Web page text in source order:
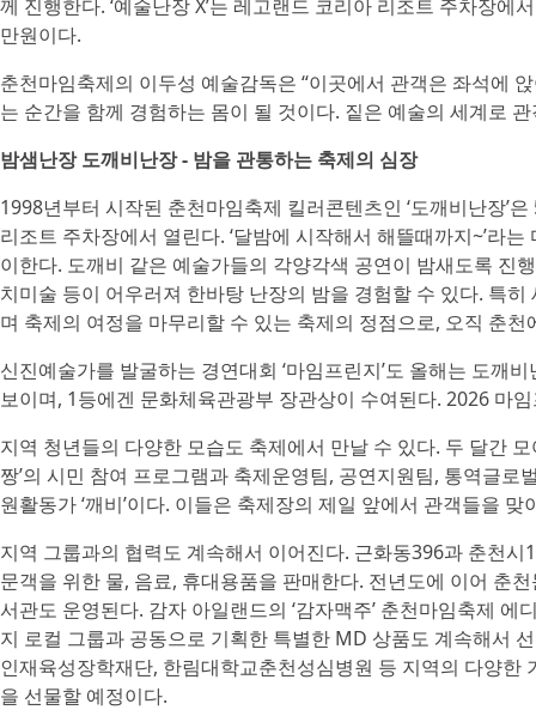
께 진행한다. ‘예술난장 X’는 레고랜드 코리아 리조트 주차장
만원이다.
춘천마임축제의 이두성 예술감독은 “이곳에서 관객은 좌석에
는 순간을 함께 경험하는 몸이 될 것이다. 짙은 예술의 세계로
밤샘난장 도깨비난장 - 밤을 관통하는 축제의 심장
1998년부터 시작된 춘천마임축제 킬러콘텐츠인 ‘도깨비난장’
리조트 주차장에서 열린다. ‘달밤에 시작해서 해뜰때까지~’라
이한다. 도깨비 같은 예술가들의 각양각색 공연이 밤새도록 진
치미술 등이 어우러져 한바탕 난장의 밤을 경험할 수 있다. 특
며 축제의 여정을 마무리할 수 있는 축제의 정점으로, 오직 춘천
신진예술가를 발굴하는 경연대회 ‘마임프린지’도 올해는 도깨
보이며, 1등에겐 문화체육관광부 장관상이 수여된다. 2026 마
지역 청년들의 다양한 모습도 축제에서 만날 수 있다. 두 달간
짱’의 시민 참여 프로그램과 축제운영팀, 공연지원팀, 통역글
원활동가 ‘깨비’이다. 이들은 축제장의 제일 앞에서 관객들을
지역 그룹과의 협력도 계속해서 이어진다. 근화동396과 춘천
문객을 위한 물, 음료, 휴대용품을 판매한다. 전년도에 이어 춘
서관도 운영된다. 감자 아일랜드의 ‘감자맥주’ 춘천마임축제 에
지 로컬 그룹과 공동으로 기획한 특별한 MD 상품도 계속해서
인재육성장학재단, 한림대학교춘천성심병원 등 지역의 다양
을 선물할 예정이다.